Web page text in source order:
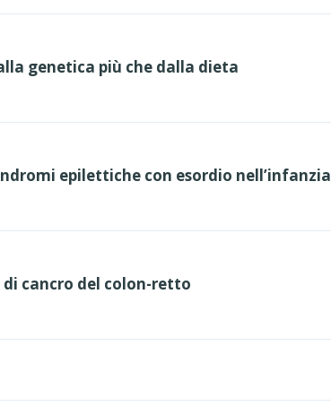
genetica più che dalla dieta
epilettiche con esordio nell’infanzia
di cancro del colon-retto